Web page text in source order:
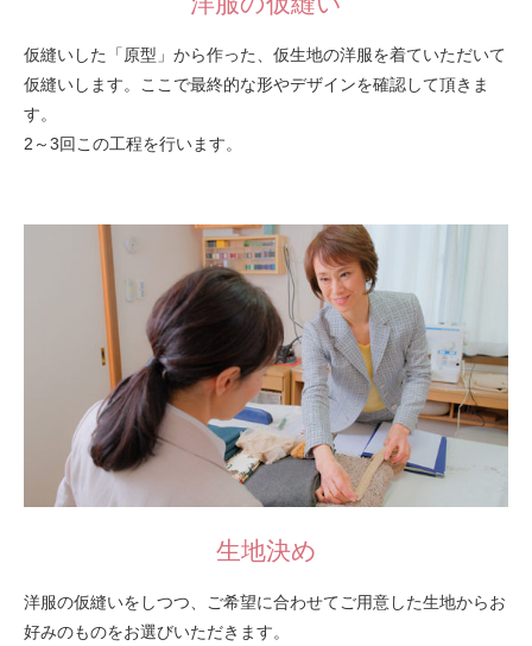
仮縫いした「原型」から作った、仮生地の洋服を着ていただいて
仮縫いします。ここで最終的な形やデザインを確認して頂きま
す。
2～3回この工程を行います。
生地決め
洋服の仮縫いをしつつ、ご希望に合わせてご用意した生地からお
好みのものをお選びいただきます。